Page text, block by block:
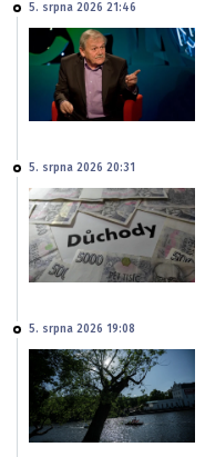
5. srpna 2026 21:46
5. srpna 2026 20:31
5. srpna 2026 19:08